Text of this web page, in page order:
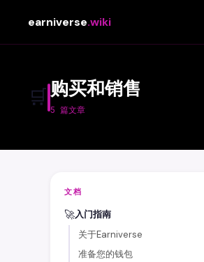
earniverse.wiki
🛒 购买和销售
5 篇文章
文档
🚀入门指南
关于Earniverse
准备您的钱包